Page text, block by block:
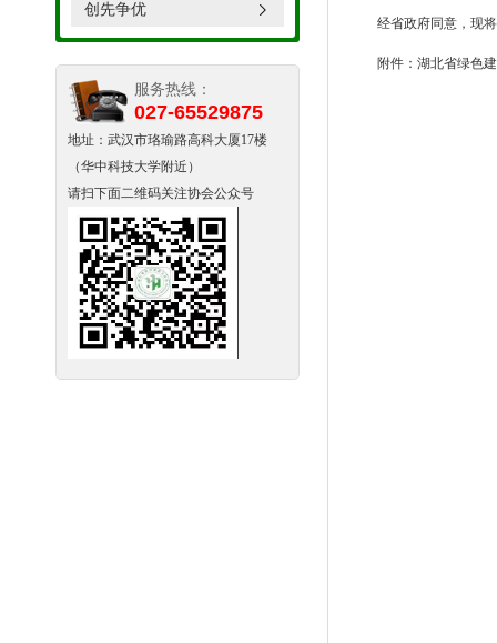
创先争优
服务热线：
027-65529875
地址：武汉市珞瑜路高科大厦17楼
（华中科技大学附近）
请扫下面二维码关注协会公众号
经省政府同意，现
附件： 湖北省绿色